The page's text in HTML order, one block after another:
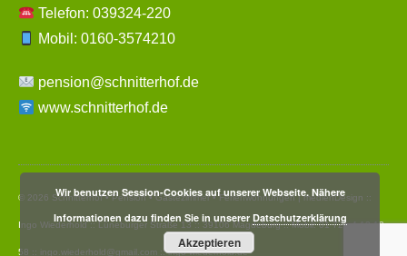
Telefon: 039324-220
Mobil: 0160-3574210
pension@schnitterhof.de
www.schnitterhof.de
© 2026 Schnitterhof • Pension • Gästezimmer • Ferienwohnungen | medienDesign ::
Ingo Wiederhold :: Lüneburger Straße 13 :: 39106 Magdeburg :: Mobil: 01 72 . 4 12 13
58 :: ingo.wiederhold@gmail.com ::ingo-wiederhold.de
Wir benutzen Session-Cookies auf unserer Webseite. Nähere
Informationen dazu finden Sie in unserer Datschutzerklärung
Akzeptieren